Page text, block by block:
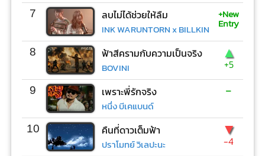
7 ลบไม่ได้ช่วยให้ลืม
INK WARUNTORN x BILLKIN
+New
Entry
8 ฟ้าสีครามกับความเป็นจริง
BOVINI
▲
+5
9 เพราะพี่รักจริง
หนึ่ง บีเคแบนด์
-
10 คืนที่ดาวเต็มฟ้า
ปราโมทย์ วิเลปะนะ
▼
-4